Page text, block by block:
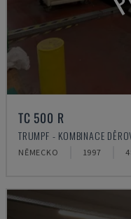
TC 500 R
TRUMPF - KOMBINACE
NĚMECKO 1997